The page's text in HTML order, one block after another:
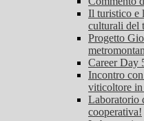
Il turistico e
culturali del
Progetto
Career Day
Incontro
viticoltore
Laboratorio
cooperativa!